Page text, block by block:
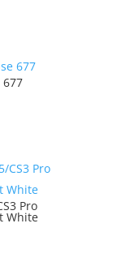
677
Pro
White